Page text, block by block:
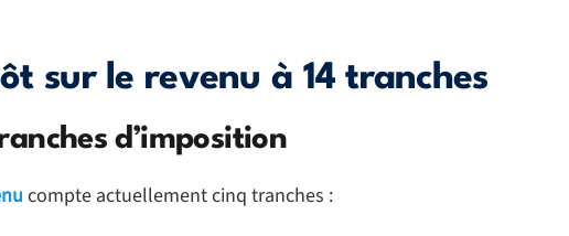
sur le revenu à 14 tranches
d’imposition
compte actuellement cinq tranches :